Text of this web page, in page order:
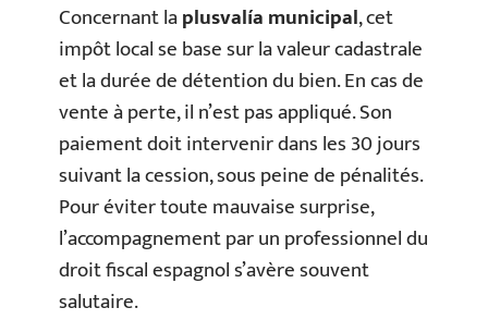
Concernant laplusvalía municipal, cet
impôt local se base sur la valeur cadastrale
et la durée de détention du bien. En cas de
vente à perte, il n’est pas appliqué. Son
paiement doit intervenir dans les 30 jours
suivant la cession, sous peine de pénalités.
Pour éviter toute mauvaise surprise,
l’accompagnement par un professionnel du
droit fiscal espagnol s’avère souvent
salutaire.